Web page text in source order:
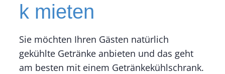
k mieten
Sie möchten Ihren Gästen natürlich
gekühlte Getränke anbieten und das geht
am besten mit einem Getränkekühlschrank.